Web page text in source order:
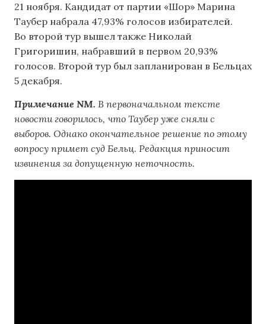
21 ноября. Кандидат от партии «Шор» Марина
Таубер набрала 47,93% голосов избирателей.
Во второй тур вышел также Николай
Григоришин, набравший в первом 20,93%
голосов. Второй тур был запланирован в Бельцах
5 декабря.
Примечание NM. В первоначальном тексте
новости говорилось, что Таубер уже сняли с
выборов. Однако окончательное решение по этому
вопросу примет суд Бельц. Редакция приносит
извинения за допущенную неточность.